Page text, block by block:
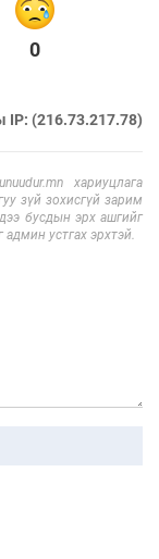
0
IP: (216.73.217.78)
хариуцлага
зүй зохисгүй зарим
бусдын эрх ашгийг
админ устгах эрхтэй.